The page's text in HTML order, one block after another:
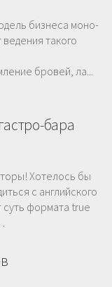
бизнеса моно-
такого
бровей, ла...
бара
Хотелось бы
с английского
суть формата true